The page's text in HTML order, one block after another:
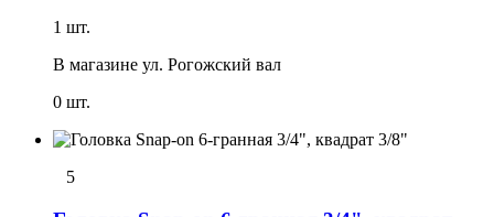
1 шт.
В магазине ул. Рогожский вал
0 шт.
5